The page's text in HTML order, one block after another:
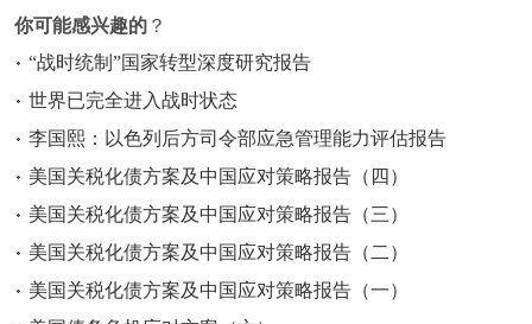
你可能感兴趣的 ？
“战时统制”国家转型深度研究报告
世界已完全进入战时状态
李国熙：以色列后方司令部应急管理能力评估报告
美国关税化债方案及中国应对策略报告（四）
美国关税化债方案及中国应对策略报告（三）
美国关税化债方案及中国应对策略报告（二）
美国关税化债方案及中国应对策略报告（一）